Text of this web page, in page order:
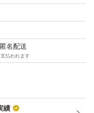
、発送
たします。
名配送
払われます
績